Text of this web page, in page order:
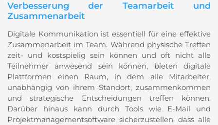
Verbesserung der Teamarbeit und
Zusammenarbeit
Digitale Kommunikation ist essentiell für eine effektive
Zusammenarbeit im Team. Während physische Treffen
zeit- und kostspielig sein können und oft nicht alle
Teilnehmer anwesend sein können, bieten digitale
Plattformen einen Raum, in dem alle Mitarbeiter,
unabhängig von ihrem Standort, zusammenkommen
und strategische Entscheidungen treffen können.
Darüber hinaus kann durch Tools wie E-Mail und
Projektmanagementsoftware sicherzustellen, dass alle